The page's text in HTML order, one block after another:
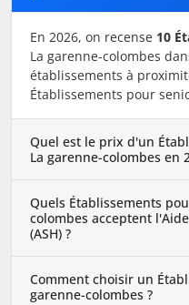
En 2026, on recense 10
La garenne-colombes
établissements à
Établissements pour
Quel est le prix d'un
La garenne-colombes en
Quels Établissements
colombes acceptent
(ASH) ?
Comment choisir un
garenne-colombes ?